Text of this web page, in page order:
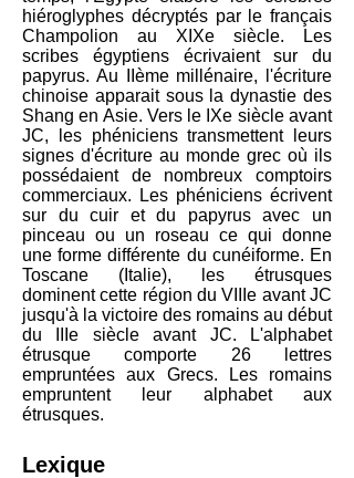
hiéroglyphes décryptés par le français
Champolion au XIXe siècle. Les
scribes égyptiens écrivaient sur du
papyrus. Au IIème millénaire, l'écriture
chinoise apparait sous la dynastie des
Shang en Asie. Vers le IXe siècle avant
JC, les phéniciens transmettent leurs
signes d'écriture au monde grec où ils
possédaient de nombreux comptoirs
commerciaux. Les phéniciens écrivent
sur du cuir et du papyrus avec un
pinceau ou un roseau ce qui donne
une forme différente du cunéiforme. En
Toscane (Italie), les étrusques
dominent cette région du VIIIe avant JC
jusqu'à la victoire des romains au début
du IIIe siècle avant JC. L'alphabet
étrusque comporte 26 lettres
empruntées aux Grecs. Les romains
empruntent leur alphabet aux
étrusques.
Lexique